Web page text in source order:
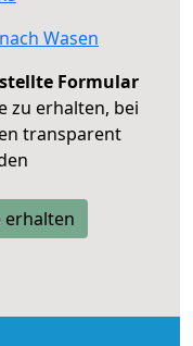
Wasen
Formular
zu erhalten, bei
transparent
erhalten